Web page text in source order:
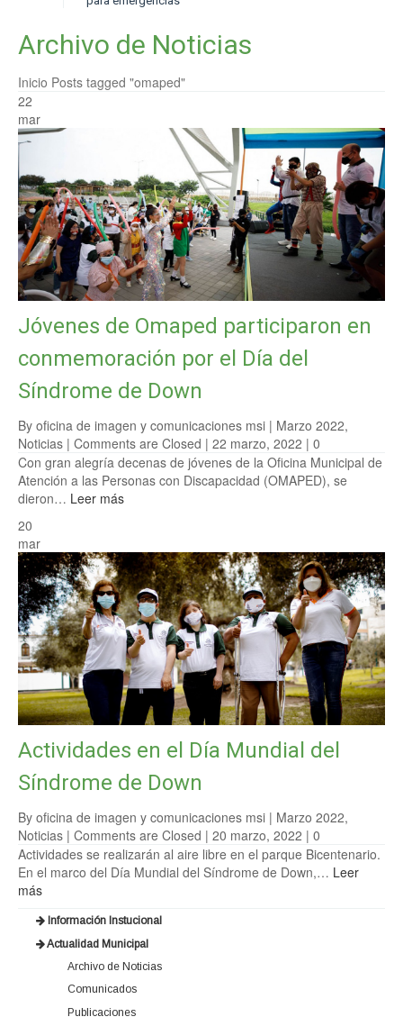
Archivo de Noticias
Inicio Posts tagged "omaped"
22
mar
Jóvenes de Omaped participaron en
conmemoración por el Día del
Síndrome de Down
By oficina de imagen y comunicaciones msi | Marzo 2022,
Noticias | Comments are Closed | 22 marzo, 2022 | 0
Con gran alegría decenas de jóvenes de la Oficina Municipal de
Atención a las Personas con Discapacidad (OMAPED), se
dieron… Leer más
20
mar
Actividades en el Día Mundial del
Síndrome de Down
By oficina de imagen y comunicaciones msi | Marzo 2022,
Noticias | Comments are Closed | 20 marzo, 2022 | 0
Actividades se realizarán al aire libre en el parque Bicentenario.
En el marco del Día Mundial del Síndrome de Down,… Leer
más
Información Instucional
Actualidad Municipal
Archivo de Noticias
Comunicados
Publicaciones